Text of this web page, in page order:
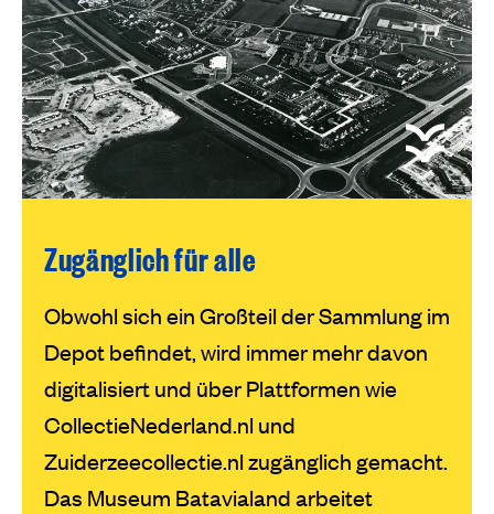
Zugänglich für alle
Obwohl sich ein Großteil der Sammlung im
Depot befindet, wird immer mehr davon
digitalisiert und über Plattformen wie
CollectieNederland.nl und
Zuiderzeecollectie.nl zugänglich gemacht.
Das Museum Batavialand arbeitet